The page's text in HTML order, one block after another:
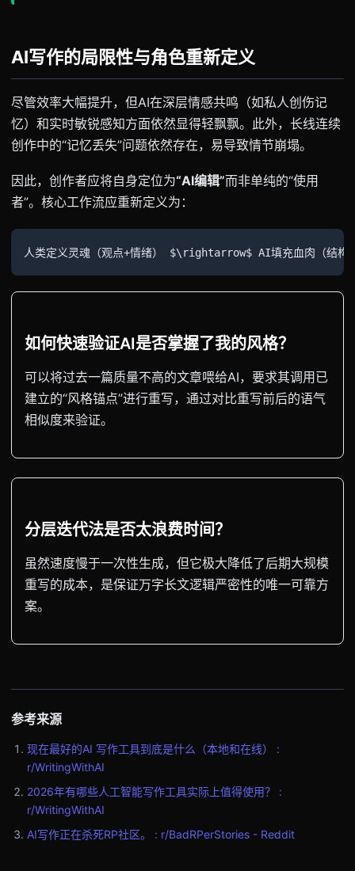
AI写作的局限性与角色重新定义
尽管效率大幅提升，但AI在深层情感共鸣（如私人创伤记
忆）和实时敏锐感知方面依然显得轻飘飘。此外，长线连续
创作中的“记忆丢失”问题依然存在，易导致情节崩塌。
因此，创作者应将自身定位为“AI编辑”而非单纯的“使用
者”。核心工作流应重新定义为：
人类定义灵魂（观点+情绪） $\rightarrow$ AI填充血肉（结
如何快速验证AI是否掌握了我的风格？
可以将过去一篇质量不高的文章喂给AI，要求其调用已
建立的“风格锚点”进行重写，通过对比重写前后的语气
相似度来验证。
分层迭代法是否太浪费时间？
虽然速度慢于一次性生成，但它极大降低了后期大规模
重写的成本，是保证万字长文逻辑严密性的唯一可靠方
案。
参考来源
现在最好的AI 写作工具到底是什么（本地和在线） :
r/WritingWithAI
2026年有哪些人工智能写作工具实际上值得使用？ :
r/WritingWithAI
AI写作正在杀死RP社区。 : r/BadRPerStories - Reddit